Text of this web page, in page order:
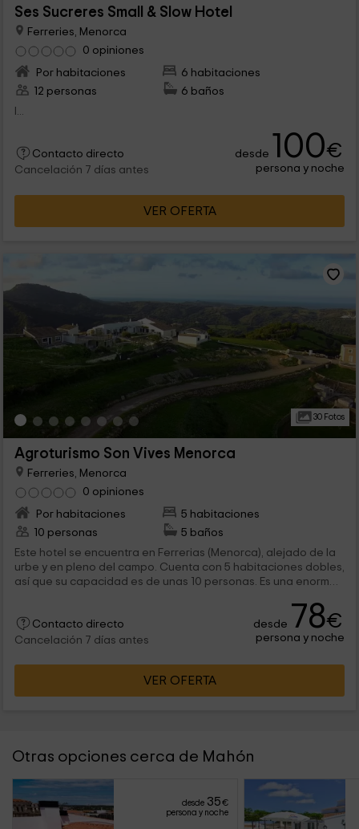
Ses Sucreres Small & Slow Hotel
Ferreries, Menorca
0 opiniones
Por habitaciones
6 habitaciones
12 personas
6 baños
l...
Contacto directo
Cancelación 7 días antes
desde 100€
persona y noche
VER OFERTA
30 Fotos
Agroturismo Son Vives Menorca
Ferreries, Menorca
0 opiniones
Por habitaciones
5 habitaciones
10 personas
5 baños
Este hotel se encuentra en Ferrerias (Menorca), alejado de la
urbe y en pleno del campo. Cuenta con 5 habitaciones dobles,
así que su capacidad es de unas 10 personas. Es una enorme
Contacto directo
Cancelación 7 días antes
desde 78€
persona y noche
VER OFERTA
Otras opciones cerca de Mahón
desde 35€
persona y noche